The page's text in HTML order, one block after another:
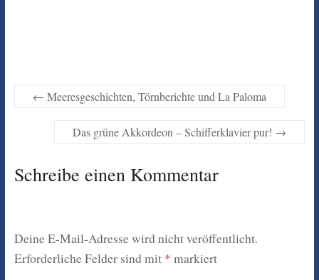
← Meeresgeschichten, Törnberichte und La Paloma
Das grüne Akkordeon – Schifferklavier pur! →
Schreibe einen Kommentar
Deine E-Mail-Adresse wird nicht veröffentlicht.
Erforderliche Felder sind mit * markiert